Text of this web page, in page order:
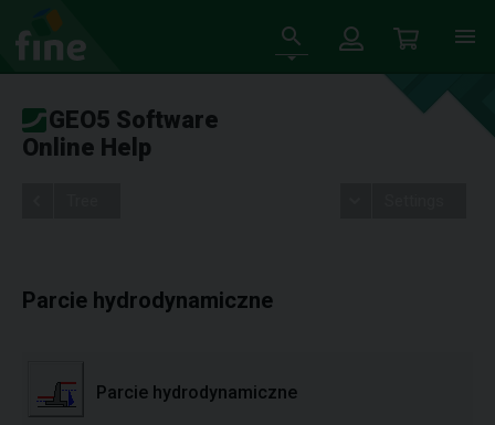
GEO5 Software
Online Help
Parcie hydrodynamiczne
Parcie hydrodynamiczne